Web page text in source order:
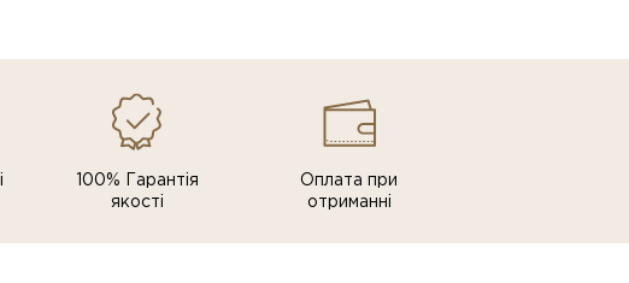
100% Гарантія
якості
Оплата при
отриманні